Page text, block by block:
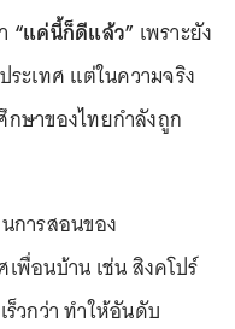
“แค่นี้ก็ดีแล้ว” เพราะยัง
ระเทศ แต่ในความจริง
ษาของไทยกำลังถูก
การสอนของ
พื่อนบ้าน เช่น สิงคโปร์
วกว่า ทำให้อันดับ